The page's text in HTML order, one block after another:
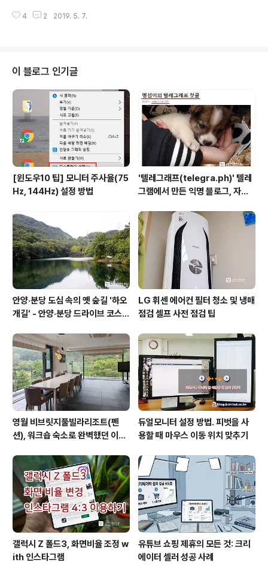
널의 구독자와 총조회수 추이를 살펴보았다. 구독자는 방
얼마 만에 본 광경인지 이 장면이 이젠 낯설고 치가 떨린다.
쁠까! 그리고 동물들은 생존이라는 명분을 위해서 싸우지,
덩치인들처럼 자기 세력 집결을 위해서 싸우지는 않는다.
(특히 배부르면 잘 안싸우는데 자유한국당은...) 이번 국회
몸싸움은 오래전 일이 아련하게 떠오르기도 한다. 2008년
12월 18일 특정 집단에 유리한 내용을 담은 한미 FTA를
통과시키려던 한나라당(현 ..
4 2 2019. 5. 7.
이 블로그 인기글
[윈도우10 팁] 모니터 주사율(75
Hz, 144Hz) 설정 방법
'텔레그래프(telegra.ph)' 텔레
그램에서 만든 익명 블로그, 자유
안양·분당 도심 속의 옛 숲길 '하오
개길' - 안양·분당 드라이브 코스
LG 휘센 에어컨 필터 청소 및 냉매
점검 셀프 사전 점검 팁
영월 비브릿지풀빌라리조트(펜
션), 워크숍 숙소로 완벽했던 이유
듀얼모니터 설정 방법. 피벗을 사
용할 때 마우스 이동 위치 맞추기
갤럭시 Z 폴드3, 화면비율 조정 w
ith 인스타그램
유튜브 쇼핑 제휴의 모든 것: 크리
에이터 셀러 성공 사례